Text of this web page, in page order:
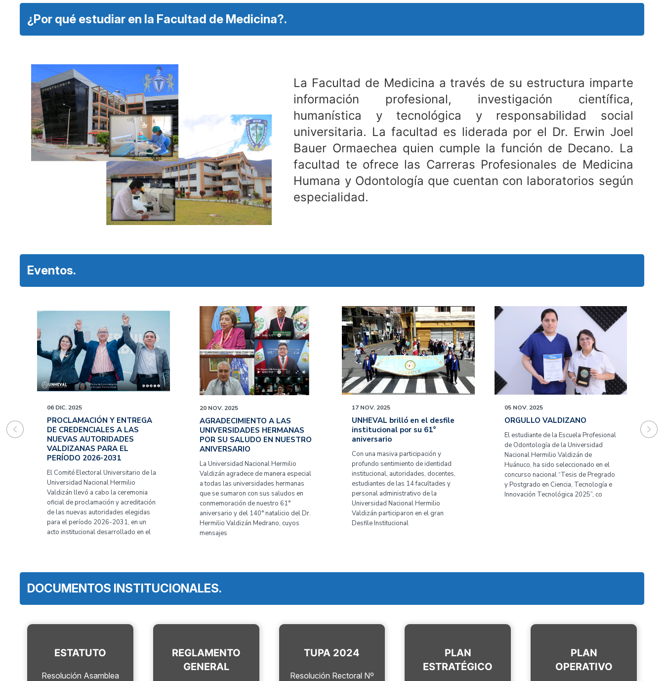
¿Por qué estudiar en la Facultad de Medicina?.
La Facultad de Medicina a través de su estructura imparte
información profesional, investigación científica,
humanística y tecnológica y responsabilidad social
universitaria. La facultad es liderada por el Dr. Erwin Joel
Bauer Ormaechea quien cumple la función de Decano. La
facultad te ofrece las Carreras Profesionales de Medicina
Humana y Odontología que cuentan con laboratorios según
especialidad.
Eventos.
06 DIC. 2025
PROCLAMACIÓN Y ENTREGA
DE CREDENCIALES A LAS
NUEVAS AUTORIDADES
VALDIZANAS PARA EL
PERÍODO 2026-2031
El Comité Electoral Universitario de la
Universidad Nacional Hermilio
Valdizán llevó a cabo la ceremonia
oficial de proclamación y acreditación
de las nuevas autoridades elegidas
para el período 2026-2031, en un
acto institucional desarrollado en el
20 NOV. 2025
AGRADECIMIENTO A LAS
UNIVERSIDADES HERMANAS
POR SU SALUDO EN NUESTRO
ANIVERSARIO
La Universidad Nacional Hermilio
Valdizán agradece de manera especial
a todas las universidades hermanas
que se sumaron con sus saludos en
conmemoración de nuestro 61°
aniversario y del 140° natalicio del Dr.
Hermilio Valdizán Medrano, cuyos
mensajes
17 NOV. 2025
UNHEVAL brilló en el desfile
institucional por su 61°
aniversario
Con una masiva participación y
profundo sentimiento de identidad
institucional, autoridades, docentes,
estudiantes de las 14 facultades y
personal administrativo de la
Universidad Nacional Hermilio
Valdizán participaron en el gran
Desfile Institucional
05 NOV. 2025
ORGULLO VALDIZANO
El estudiante de la Escuela Profesional
de Odontología de la Universidad
Nacional Hermilio Valdizán de
Huánuco, ha sido seleccionado en el
concurso nacional “Tesis de Pregrado
y Postgrado en Ciencia, Tecnología e
Innovación Tecnológica 2025”, co
DOCUMENTOS INSTITUCIONALES.
ESTATUTO
Resolución Asamblea
REGLAMENTO
GENERAL
TUPA 2024
Resolución Rectoral Nº
PLAN
ESTRATÉGICO
PLAN
OPERATIVO